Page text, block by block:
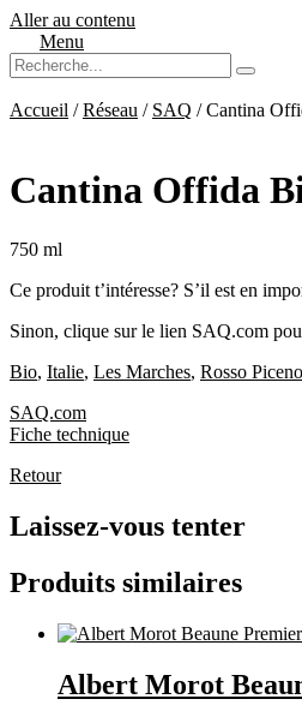
Aller au contenu
Menu
Accueil /Réseau / SAQ / Cantina
Cantina Offida
750 ml
Ce produit t’intéresse? S’il est en
Sinon, clique sur le lien SAQ.com
Bio, Italie, Les Marches, Rosso Piceno
SAQ.com
Fiche technique
Retour
Laissez-vous tenter
Produits similaires
Albert Morot